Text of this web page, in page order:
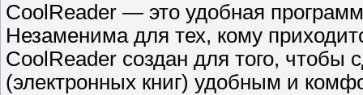
CoolReader — это удобная
Незаменима для тех, кому
CoolReader создан для того, чтобы
(электронных книг) удобным и